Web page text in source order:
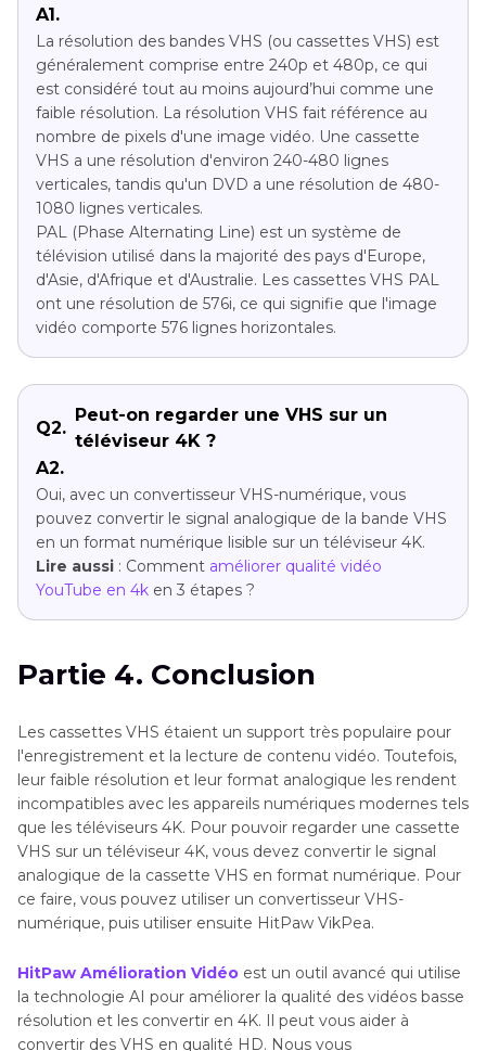
A1.
La résolution des bandes VHS (ou cassettes VHS) est
généralement comprise entre 240p et 480p, ce qui
est considéré tout au moins aujourd’hui comme une
faible résolution. La résolution VHS fait référence au
nombre de pixels d'une image vidéo. Une cassette
VHS a une résolution d'environ 240-480 lignes
verticales, tandis qu'un DVD a une résolution de 480-
1080 lignes verticales.
PAL (Phase Alternating Line) est un système de
télévision utilisé dans la majorité des pays d'Europe,
d'Asie, d'Afrique et d'Australie. Les cassettes VHS PAL
ont une résolution de 576i, ce qui signifie que l'image
vidéo comporte 576 lignes horizontales.
Q2.
Peut-on regarder une VHS sur un
téléviseur 4K ?
A2.
Oui, avec un convertisseur VHS-numérique, vous
pouvez convertir le signal analogique de la bande VHS
en un format numérique lisible sur un téléviseur 4K.
Lire aussi : Comment améliorer qualité vidéo
YouTube en 4k en 3 étapes ?
Partie 4. Conclusion
Les cassettes VHS étaient un support très populaire pour
l'enregistrement et la lecture de contenu vidéo. Toutefois,
leur faible résolution et leur format analogique les rendent
incompatibles avec les appareils numériques modernes tels
que les téléviseurs 4K. Pour pouvoir regarder une cassette
VHS sur un téléviseur 4K, vous devez convertir le signal
analogique de la cassette VHS en format numérique. Pour
ce faire, vous pouvez utiliser un convertisseur VHS-
numérique, puis utiliser ensuite HitPaw VikPea.
HitPaw Amélioration Vidéo est un outil avancé qui utilise
la technologie AI pour améliorer la qualité des vidéos basse
résolution et les convertir en 4K. Il peut vous aider à
convertir des VHS en qualité HD. Nous vous